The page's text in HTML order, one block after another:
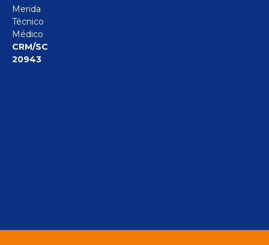
Merida
Técnico
Médico
CRM/SC
20943